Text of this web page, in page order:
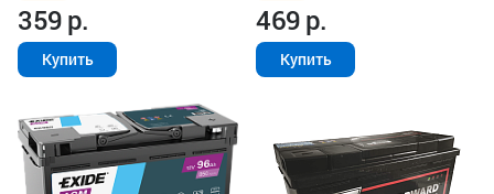
359р.
Купить
469р.
Купить